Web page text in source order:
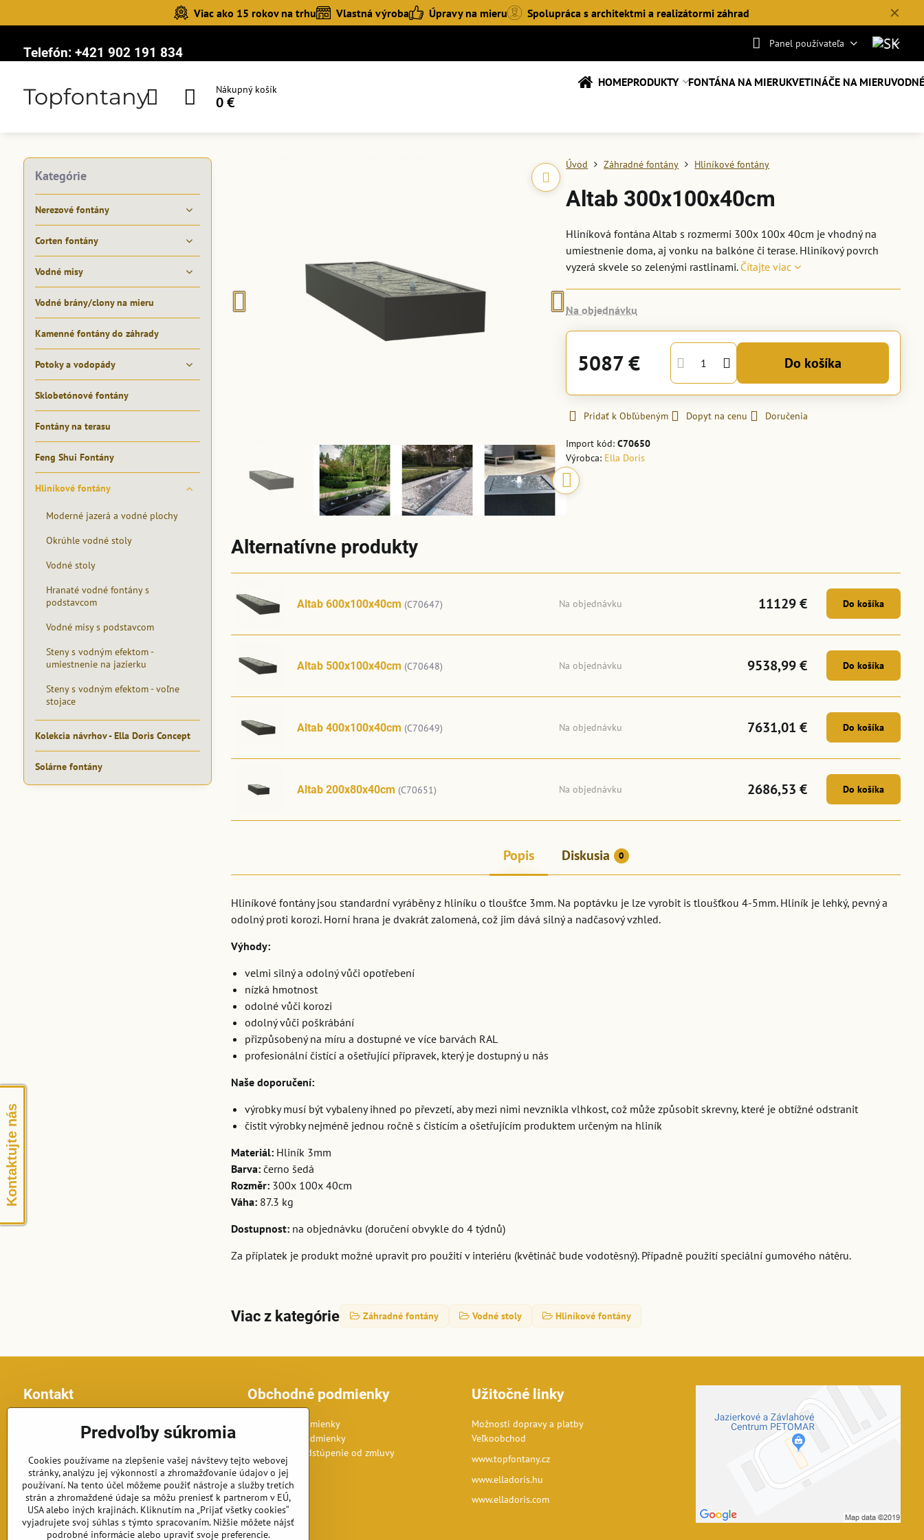
✕
Viac ako 15 rokov na trhu Vlastná výroba Úpravy na mieru Spolupráca s architektmi a realizátormi záhrad
Telefón: +421 902 191 834
Panel používateľa
Topfontany Nákupný košík
0 €
HOMEPRODUKTY FONTÁNA NA MIERUKVETINÁČE NA MIERU
Úvod Záhradné fontány Hliníkové fontány
Altab 300x100x40cm
Hliníková fontána Altab s rozmermi 300x 100x 40cm je vhodný na
umiestnenie doma, aj vonku na balkóne či terase. Hliníkový povrch
vyzerá skvele so zelenými rastlinami. Čítajte viac
Na objednávku
5087 € Do košíka
Pridať k Obľúbeným Dopyt na cenu Doručenia
Import kód:C70650
Výrobca: Ella Doris
Popis Diskusia 0
Hliníkové fontány jsou standardní vyráběny z hliníku o tloušťce 3mm. Na poptávku je lze vyrobit is tloušťkou 4-5mm. Hliník je lehký, pevný a
odolný proti korozi. Horní hrana je dvakrát zalomená, což jim dává silný a nadčasový vzhled.
Výhody:
velmi silný a odolný vůči opotřebení
nízká hmotnost
odolné vůči korozi
odolný vůči poškrábání
přizpůsobený na míru a dostupné ve více barvách RAL
profesionální čistící a ošetřující přípravek, který je dostupný u nás
Naše doporučení:
výrobky musí být vybaleny ihned po převzetí, aby mezi nimi nevznikla vlhkost, což může způsobit skrevny, které je obtížné odstranit
čistit výrobky nejméně jednou ročně s čistícím a ošetřujícím produktem určeným na hliník
Materiál: Hliník 3mm
Barva: černo šedá
Rozměr: 300x 100x 40cm
Váha: 87.3 kg
Dostupnost: na objednávku (doručení obvykle do 4 týdnů)
Za příplatek je produkt možné upravit pro použití v interiéru (květináč bude vodotěsný). Případně použití speciální gumového nátěru.
Viac z kategórie Záhradné fontány Vodné stoly Hliníkové fontány
Alternatívne produkty
Altab 600x100x40cm (C70647) Na objednávku 11129 € Do košíka
Altab 500x100x40cm (C70648) Na objednávku 9538,99 € Do košíka
Altab 400x100x40cm (C70649) Na objednávku 7631,01 € Do košíka
Altab 200x80x40cm (C70651) Na objednávku 2686,53 € Do košíka
Kategórie
Nerezové fontány
Corten fontány
Vodné misy
Vodné brány/clony na mieru
Kamenné fontány do záhrady
Potoky a vodopády
Sklobetónové fontány
Fontány na terasu
Feng Shui Fontány
Hliníkové fontány
Moderné jazerá a vodné plochy
Okrúhle vodné stoly
Vodné stoly
Hranaté vodné fontány s
podstavcom
Vodné misy s podstavcom
Steny s vodným efektom -
umiestnenie na jazierku
Steny s vodným efektom - voľne
stojace
Kolekcia návrhov - Ella Doris Concept
Solárne fontány
Kontakt
925 63 Dolná Streda
Telefón: +421 902 191 834
E-mail: fontany@petomar.sk
Objednávky
Obchodné podmienky
Obchodné podmienky
Reklamačné podmienky
Formulár na odstúpenie od zmluvy
Užitočné linky
Možnosti dopravy a platby
Veľkoobchod
www.topfontany.cz
www.elladoris.hu
www.elladoris.com
Kontaktujte nás
Predvoľby súkromia
Cookies používame na zlepšenie vašej návštevy tejto webovej
stránky, analýzu jej výkonnosti a zhromažďovanie údajov o jej
používaní. Na tento účel môžeme použiť nástroje a služby tretích
strán a zhromaždené údaje sa môžu preniesť k partnerom v EÚ,
USA alebo iných krajinách. Kliknutím na „Prijať všetky cookies“
vyjadrujete svoj súhlas s týmto spracovaním. Nižšie môžete nájsť
podrobné informácie alebo upraviť svoje preferencie.